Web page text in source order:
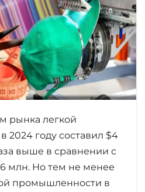
рынка легкой
году составил $4
выше в сравнении с
млн. Но тем не менее
промышленности в